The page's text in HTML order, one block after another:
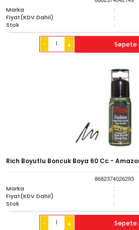
Marka
:
Fiyat(KDV Dahil) :
Stok :
- + Sepete
Rich Boyutlu Boncuk Boya 60 Cc -
8682374026293
Marka
:
Fiyat(KDV Dahil) :
Stok :
- + Sepete